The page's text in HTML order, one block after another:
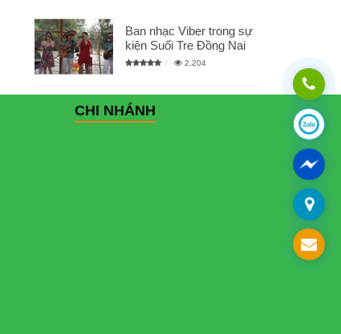
Ban nhạc Viber trong sự
kiện Suối Tre Đồng Nai
2,204
CHI NHÁNH